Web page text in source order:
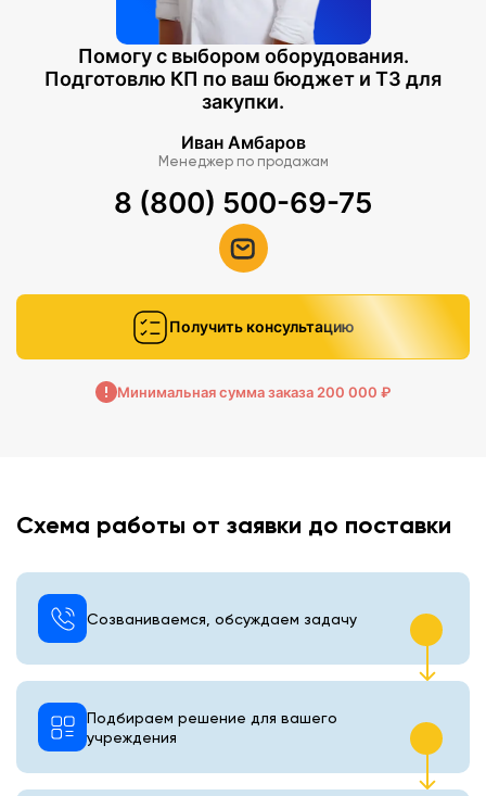
Помогу с выбором оборудования.
Подготовлю КП по ваш бюджет и ТЗ для
закупки.
Иван Амбаров
Менеджер по продажам
8 (800) 500-69-75
Получить консультацию
Минимальная сумма заказа 200 000 ₽
Схема работы от заявки до поставки
Созваниваемся, обсуждаем задачу
Подбираем решение для вашего
учреждения